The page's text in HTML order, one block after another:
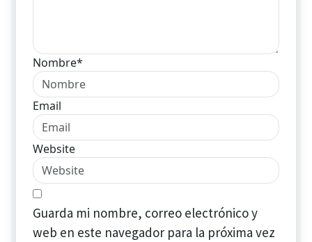
Nombre*
Email
Website
Guarda mi nombre, correo electrónico y
web en este navegador para la próxima vez